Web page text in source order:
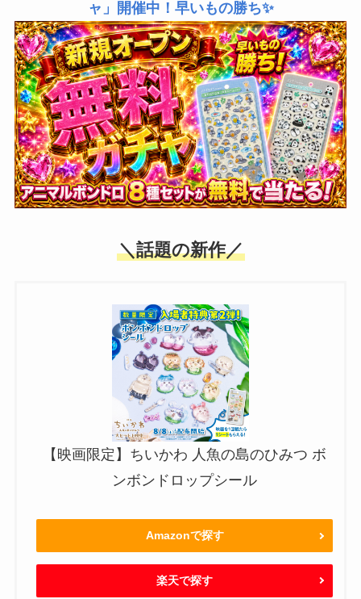
ャ」開催中！早いもの勝ち✨
＼話題の新作／
【映画限定】ちいかわ 人魚の島のひみつ ボ
ンボンドロップシール
Amazonで探す
楽天で探す